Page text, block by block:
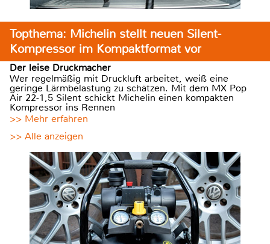
Topthema: Michelin stellt neuen Silent-
Kompressor im Kompaktformat vor
Der leise Druckmacher
Wer regelmäßig mit Druckluft arbeitet, weiß eine
geringe Lärmbelastung zu schätzen. Mit dem MX Pop
Air 22-1,5 Silent schickt Michelin einen kompakten
Kompressor ins Rennen
>> Mehr erfahren
>> Alle anzeigen